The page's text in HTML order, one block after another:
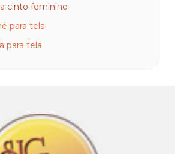
cinto feminino
para tela
para tela
para manequim
redonda para manequim